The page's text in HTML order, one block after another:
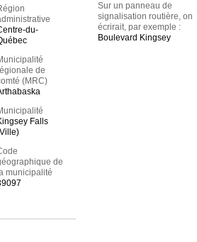
du-
de
(MRC)
Falls
de
municipalité
Sur un panneau de
signalisation routière, on
écrirait, par exemple :
Boulevard Kingsey